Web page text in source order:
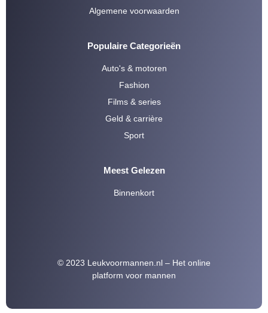
Algemene voorwaarden
Populaire Categorieën
Auto's & motoren
Fashion
Films & series
Geld & carrière
Sport
Meest Gelezen
Binnenkort
© 2023 Leukvoormannen.nl – Het online
platform voor mannen